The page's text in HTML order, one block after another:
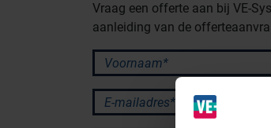
Vraag een offerte aan bij VE-
aanleiding van de
Voornaam*
E-mailadres*
Branches
Ziekenhuizen en
Zorginstellingen